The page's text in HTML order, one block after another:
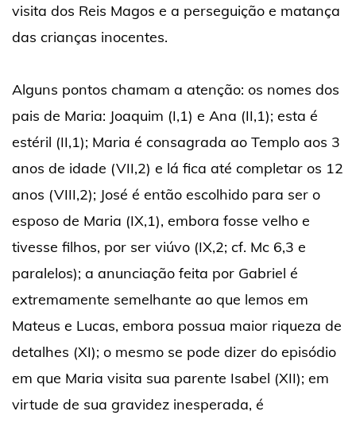
visita dos Reis Magos e a perseguição e matança
das crianças inocentes.
Alguns pontos chamam a atenção: os nomes dos
pais de Maria: Joaquim (I,1) e Ana (II,1); esta é
estéril (II,1); Maria é consagrada ao Templo aos 3
anos de idade (VII,2) e lá fica até completar os 12
anos (VIII,2); José é então escolhido para ser o
esposo de Maria (IX,1), embora fosse velho e
tivesse filhos, por ser viúvo (IX,2; cf. Mc 6,3 e
paralelos); a anunciação feita por Gabriel é
extremamente semelhante ao que lemos em
Mateus e Lucas, embora possua maior riqueza de
detalhes (XI); o mesmo se pode dizer do episódio
em que Maria visita sua parente Isabel (XII); em
virtude de sua gravidez inesperada, é